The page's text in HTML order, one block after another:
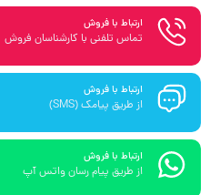
ارتباط با فروش
تماس تلفنی با کارشناسان فروش
ارتباط با فروش
از طریق پیامک (SMS)
ارتباط با فروش
از طریق پیام رسان واتس آپ